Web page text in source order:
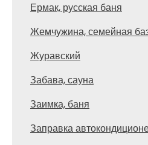
Ермак, русская баня
Жемчужина, семейная
Журавский
Забава, сауна
Заимка, баня
Заправка